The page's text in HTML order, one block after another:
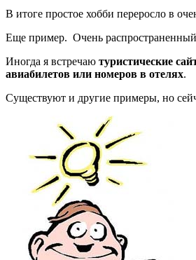
В итоге простое хобби переросло в
Еще пример. Очень
Иногда я встречаю туристические
авиабилетов или номеров в отелях.
Существуют и другие примеры, но